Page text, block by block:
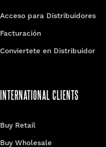
Acceso para Distribuidores
Facturación
Conviertete en Distribuidor
INTERNATIONAL CLIENTS
Buy Retail
Buy Wholesale